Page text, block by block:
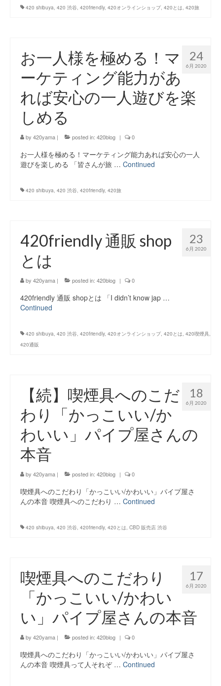
420 shibuya 420 渋谷 420friendly, 420オンラインショップ, 420とは 420旅
24
6月 2020
お一人様を極める！マ
ーケティング能力があ
れば安心の一人遊びを楽
しめる
by 420yama | posted in: 420blog | 0
お一人様を極める！マーケティング能力あれば安心の一人
遊びを楽しめる 「皆さんが旅 … Continued
420 shibuya 420 渋谷 420friendly, 420旅
23
6月 2020
420friendly 通販 shop
とは
by 420yama | posted in: 420blog | 0
420friendly 通販 shopとは 「I didn’t know jap …
Continued
420 shibuya 420 渋谷 420friendly, 420オンラインショップ, 420とは 420喫煙具
420通販
18
6月 2020
【続】喫煙具へのこだ
わり「かっこいい/か
わいい」パイプ屋さんの
本音
by 420yama | posted in: 420blog | 0
喫煙具へのこだわり「かっこいい/かわいい」パイプ屋さ
んの本音 喫煙具へのこだわり … Continued
420 shibuya 420 渋谷 420friendly, 420とは CBD 販売店 渋谷
17
6月 2020
喫煙具へのこだわり
「かっこいい/かわい
い」パイプ屋さんの本音
by 420yama | posted in: 420blog | 0
喫煙具へのこだわり「かっこいい/かわいい」パイプ屋さ
んの本音 喫煙具って人それぞ … Continued